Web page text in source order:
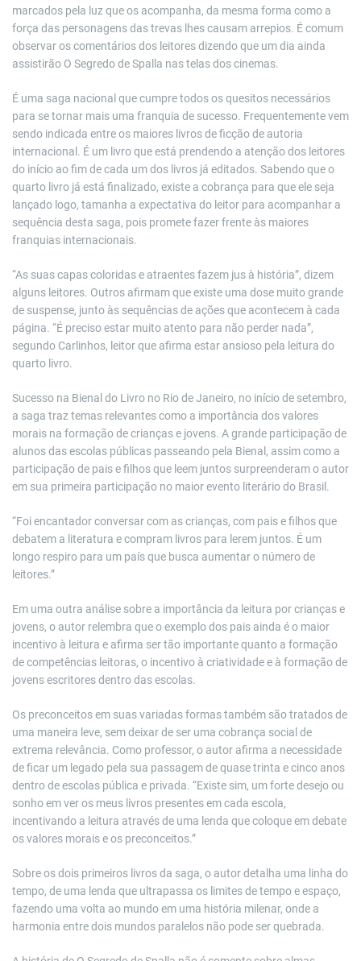
marcados pela luz que os acompanha, da mesma forma como a
força das personagens das trevas lhes causam arrepios. É comum
observar os comentários dos leitores dizendo que um dia ainda
assistirão O Segredo de Spalla nas telas dos cinemas.
É uma saga nacional que cumpre todos os quesitos necessários
para se tornar mais uma franquia de sucesso. Frequentemente vem
sendo indicada entre os maiores livros de ficção de autoria
internacional. É um livro que está prendendo a atenção dos leitores
do início ao fim de cada um dos livros já editados. Sabendo que o
quarto livro já está finalizado, existe a cobrança para que ele seja
lançado logo, tamanha a expectativa do leitor para acompanhar a
sequência desta saga, pois promete fazer frente às maiores
franquias internacionais.
“As suas capas coloridas e atraentes fazem jus à história”, dizem
alguns leitores. Outros afirmam que existe uma dose muito grande
de suspense, junto às sequências de ações que acontecem à cada
página. “É preciso estar muito atento para não perder nada”,
segundo Carlinhos, leitor que afirma estar ansioso pela leitura do
quarto livro.
Sucesso na Bienal do Livro no Rio de Janeiro, no início de setembro,
a saga traz temas relevantes como a importância dos valores
morais na formação de crianças e jovens. A grande participação de
alunos das escolas públicas passeando pela Bienal, assim como a
participação de pais e filhos que leem juntos surpreenderam o autor
em sua primeira participação no maior evento literário do Brasil.
“Foi encantador conversar com as crianças, com pais e filhos que
debatem a literatura e compram livros para lerem juntos. É um
longo respiro para um país que busca aumentar o número de
leitores.”
Em uma outra análise sobre a importância da leitura por crianças e
jovens, o autor relembra que o exemplo dos pais ainda é o maior
incentivo à leitura e afirma ser tão importante quanto a formação
de competências leitoras, o incentivo à criatividade e à formação de
jovens escritores dentro das escolas.
Os preconceitos em suas variadas formas também são tratados de
uma maneira leve, sem deixar de ser uma cobrança social de
extrema relevância. Como professor, o autor afirma a necessidade
de ficar um legado pela sua passagem de quase trinta e cinco anos
dentro de escolas pública e privada. “Existe sim, um forte desejo ou
sonho em ver os meus livros presentes em cada escola,
incentivando a leitura através de uma lenda que coloque em debate
os valores morais e os preconceitos.”
Sobre os dois primeiros livros da saga, o autor detalha uma linha do
tempo, de uma lenda que ultrapassa os limites de tempo e espaço,
fazendo uma volta ao mundo em uma história milenar, onde a
harmonia entre dois mundos paralelos não pode ser quebrada.